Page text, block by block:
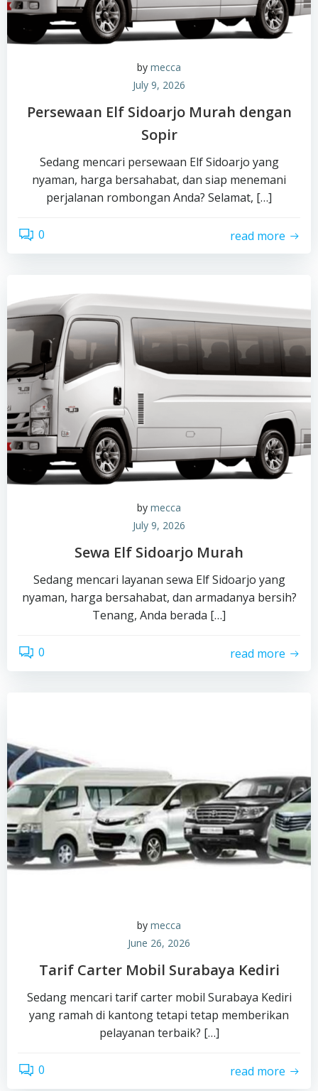
by mecca
July 9, 2026
Persewaan Elf Sidoarjo Murah dengan
Sopir
Sedang mencari persewaan Elf Sidoarjo yang
nyaman, harga bersahabat, dan siap menemani
perjalanan rombongan Anda? Selamat, […]
0 read more
by mecca
July 9, 2026
Sewa Elf Sidoarjo Murah
Sedang mencari layanan sewa Elf Sidoarjo yang
nyaman, harga bersahabat, dan armadanya bersih?
Tenang, Anda berada […]
0 read more
by mecca
June 26, 2026
Tarif Carter Mobil Surabaya Kediri
Sedang mencari tarif carter mobil Surabaya Kediri
yang ramah di kantong tetapi tetap memberikan
pelayanan terbaik? […]
0 read more